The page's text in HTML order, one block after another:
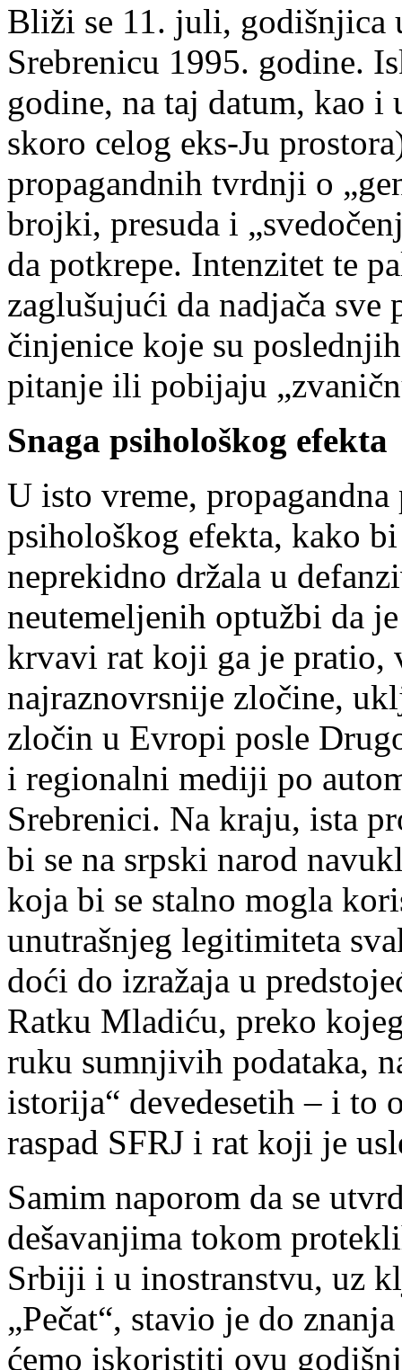
Bliži se 11. juli, godišnjica
Srebrenicu 1995. godine.
godine, na taj datum, kao
skoro celog eks-Ju
propagandnih tvrdnji o
brojki, presuda i
da potkrepe. Intenzitet te
zaglušujući da nadjača sve
činjenice koje su
pitanje ili pobijaju
Snaga psihološkog efekta
U isto vreme,
psihološkog efekta, kako
neprekidno držala u
neutemeljenih optužbi da
krvavi rat koji ga je pratio,
najraznovrsnije zločine,
zločin u Evropi posle
i regionalni mediji po
Srebrenici. Na kraju, ista
bi se na srpski narod
koja bi se stalno mogla
unutrašnjeg legitimiteta
doći do izražaja u
Ratku Mladiću, preko
ruku sumnjivih podataka,
istorija“ devedesetih – i to
raspad SFRJ i rat koji je
Samim naporom da se
dešavanjima tokom
Srbiji i u inostranstvu, uz
„Pečat“, stavio je do
ćemo iskoristiti ovu